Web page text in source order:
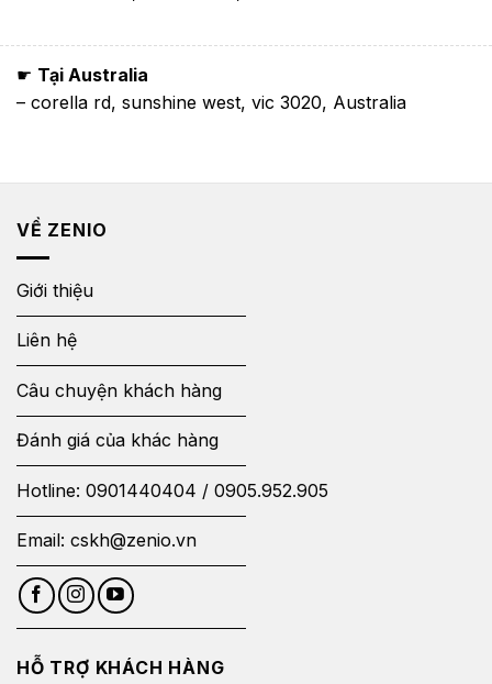
☛ Tại Australia
– corella rd, sunshine west, vic 3020, Australia
VỀ ZENIO
Giới thiệu
Liên hệ
Câu chuyện khách hàng
Đánh giá của khác hàng
Hotline: 0901440404 / 0905.952.905
Email: cskh@zenio.vn
HỖ TRỢ KHÁCH HÀNG